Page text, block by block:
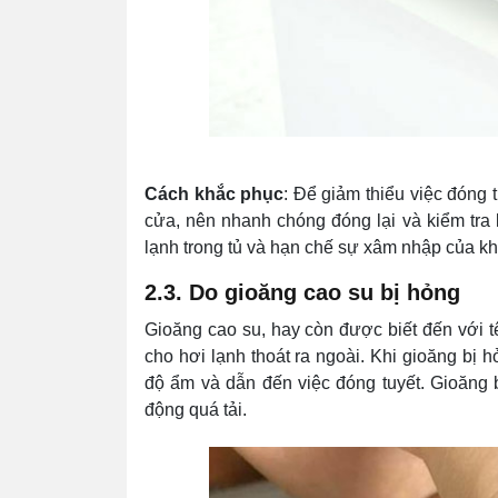
Cách khắc phục: Để giảm thiểu việc đóng
cửa, nên nhanh chóng đóng lại và kiểm
lạnh trong tủ và hạn chế sự xâm nhập của
2.3. Do gioăng cao su bị hỏng
Gioăng cao su, hay còn được biết đến với
cho hơi lạnh thoát ra ngoài. Khi gioăng bị
độ ẩm và dẫn đến việc đóng tuyết.
động quá tải.